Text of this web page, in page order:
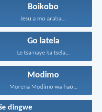
Boikobo
Jesu a mo araba...
Go latela
Le tsamaye ka tsela...
Modimo
Morena Modimo wa hao...
dingwe